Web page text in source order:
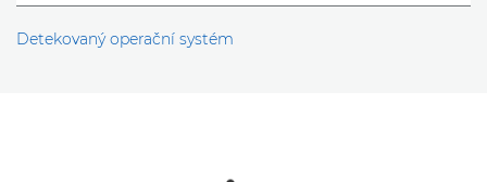
Detekovaný operační systém